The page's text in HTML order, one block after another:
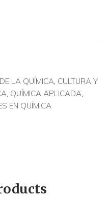
LA QUÍMICA, CULTURA Y
, QUÍMICA APLICADA,
EN QUÍMICA